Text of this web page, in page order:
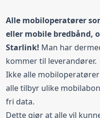
Alle mobiloperatører
eller mobile bredbånd,
Starlink! Man har
kommer til leverandører.
Ikke alle
alle tilbyr ulike
fri data.
Dette gjør at alle vil